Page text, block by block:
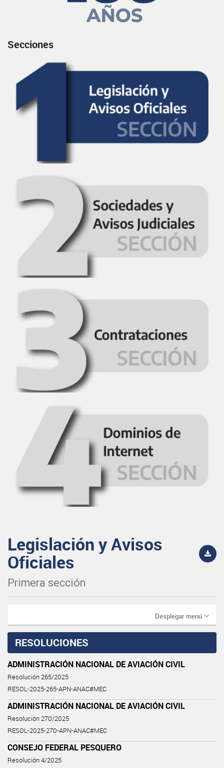
Secciones
Legislación y Avisos
Oficiales
Primera sección
Desplegar menú
RESOLUCIONES
ADMINISTRACIÓN NACIONAL DE AVIACIÓN CIVIL
Resolución 265/2025
RESOL-2025-265-APN-ANAC#MEC
ADMINISTRACIÓN NACIONAL DE AVIACIÓN CIVIL
Resolución 270/2025
RESOL-2025-270-APN-ANAC#MEC
CONSEJO FEDERAL PESQUERO
Resolución 4/2025